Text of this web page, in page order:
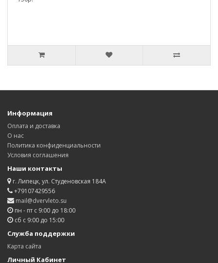
Информация
Оплата и доставка
О нас
Политика конфиденциальности
Условия соглашения
Наши контакты
г. Липецк, ул. Студеновская 184А
+79107429556
mail@dvervleto.su
пн - пт с 9:00 до 18:00
сб с 9:00 до 15:00
Служба поддержки
Карта сайта
Личный Кабинет